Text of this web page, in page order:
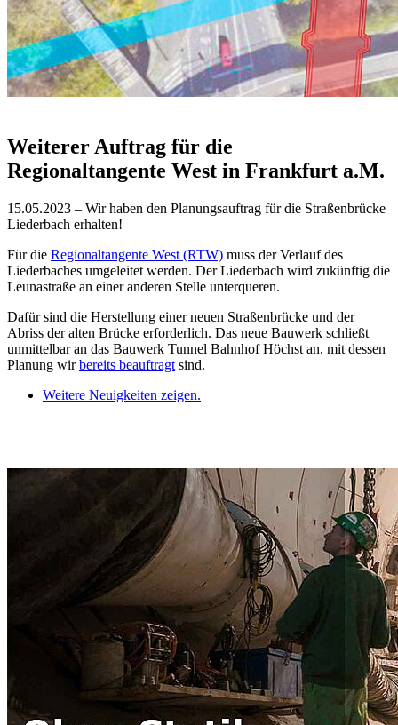
Weiterer Auftrag für die
Regionaltangente West in Frankfurt a.M.
15.05.2023 – Wir haben den Planungsauftrag für die Straßenbrücke
Liederbach erhalten!
Für die Regionaltangente West (RTW) muss der Verlauf des
Liederbaches umgeleitet werden. Der Liederbach wird zukünftig die
Leunastraße an einer anderen Stelle unterqueren.
Dafür sind die Herstellung einer neuen Straßenbrücke und der
Abriss der alten Brücke erforderlich. Das neue Bauwerk schließt
unmittelbar an das Bauwerk Tunnel Bahnhof Höchst an, mit dessen
Planung wirbereits beauftragt sind.
Weitere Neuigkeiten zeigen.